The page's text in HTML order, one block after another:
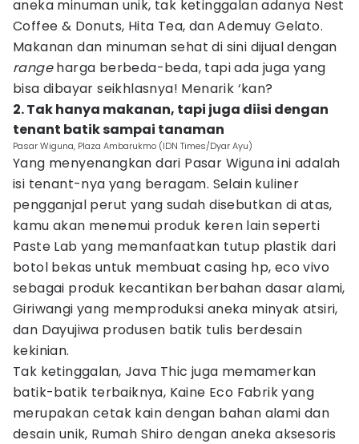
aneka minuman unik, tak ketinggalan adanya Nest
Coffee & Donuts, Hita Tea, dan Ademuy Gelato.
Makanan dan minuman sehat di sini dijual dengan
rangeharga berbeda-beda, tapi ada juga yang
bisa dibayar seikhlasnya! Menarik ‘kan?
2. Tak hanya makanan, tapi juga diisi dengan
tenant batik sampai tanaman
Pasar Wiguna, Plaza Ambarukmo (IDN Times/Dyar Ayu)
Yang menyenangkan dari Pasar Wiguna ini adalah
isi tenant-nya yang beragam. Selain kuliner
pengganjal perut yang sudah disebutkan di atas,
kamu akan menemui produk keren lain seperti
Paste Lab yang memanfaatkan tutup plastik dari
botol bekas untuk membuat casing hp, eco vivo
sebagai produk kecantikan berbahan dasar alami,
Giriwangi yang memproduksi aneka minyak atsiri,
dan Dayujiwa produsen batik tulis berdesain
kekinian.
Tak ketinggalan, Java Thic juga memamerkan
batik-batik terbaiknya, Kaine Eco Fabrik yang
merupakan cetak kain dengan bahan alami dan
desain unik, Rumah Shiro dengan aneka aksesoris